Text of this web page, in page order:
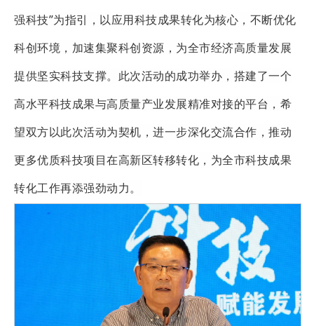
强科技”为指引，以应用科技成果转化为核心，不断优化
科创环境，加速集聚科创资源，为全市经济高质量发展
提供坚实科技支撑。此次活动的成功举办，搭建了一个
高水平科技成果与高质量产业发展精准对接的平台，希
望双方以此次活动为契机，进一步深化交流合作，推动
更多优质科技项目在高新区转移转化，为全市科技成果
转化工作再添强劲动力。